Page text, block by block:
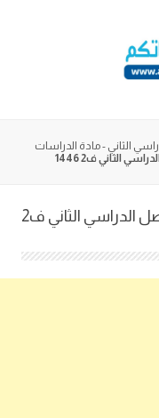
الثاني -مادة الدراسات
الثاني ف2 1446
كتاب الاسلامية خامس ابتدائي الفصل الدراسي الثاني ف2